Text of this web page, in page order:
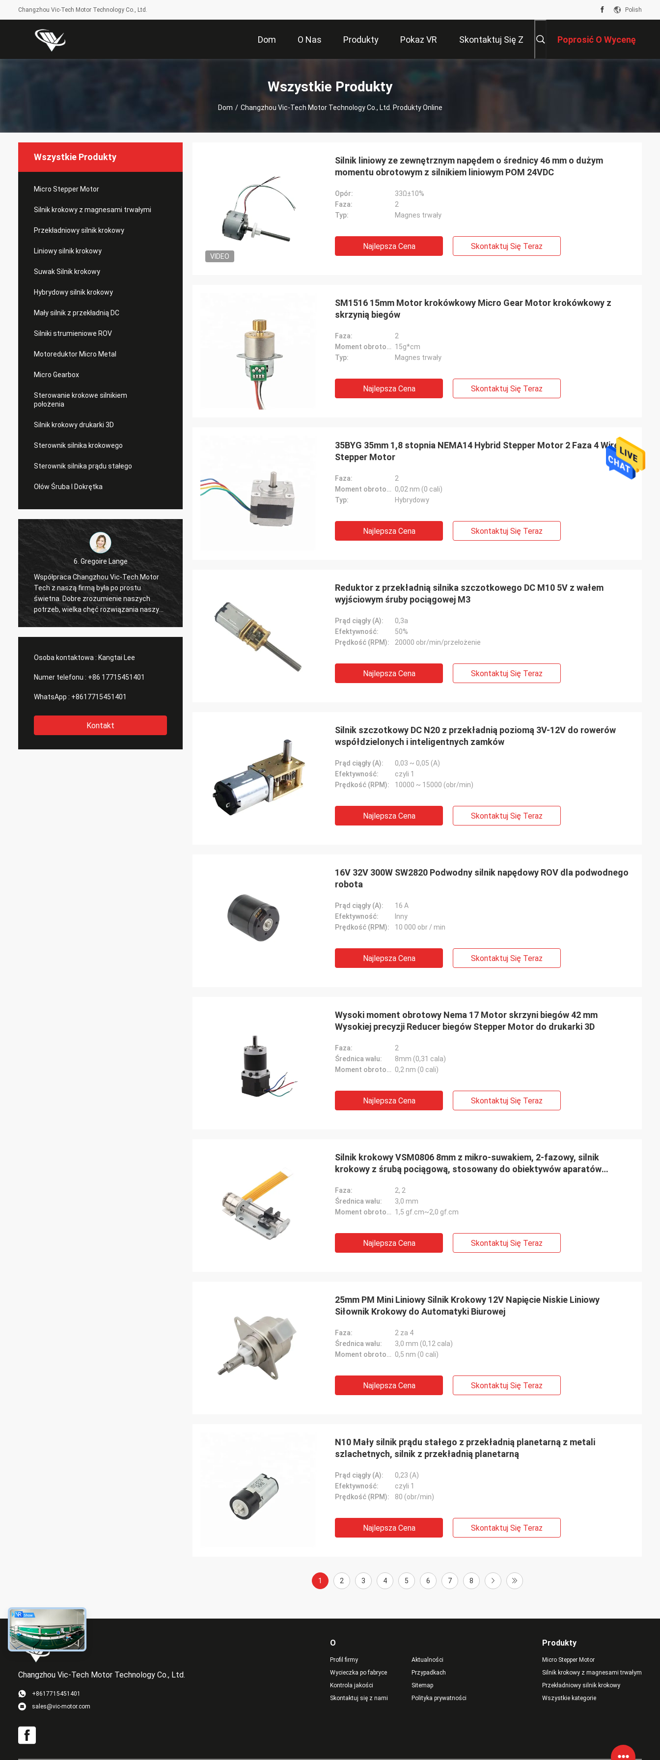
Changzhou Vic-Tech Motor Technology Co., Ltd. Polish
Dom O Nas Produkty Pokaz VR Skontaktuj Się Z Poprosić O Wycenę
Wszystkie Produkty
Dom / Changzhou Vic-Tech Motor Technology Co., Ltd. Produkty Online
Wszystkie Produkty
Micro Stepper Motor
Silnik krokowy z magnesami trwałymi
Przekładniowy silnik krokowy
Liniowy silnik krokowy
Suwak Silnik krokowy
Hybrydowy silnik krokowy
Mały silnik z przekładnią DC
Silniki strumieniowe ROV
Motoreduktor Micro Metal
Micro Gearbox
Sterowanie krokowe silnikiem
położenia
Silnik krokowy drukarki 3D
Sterownik silnika krokowego
Sterownik silnika prądu stałego
Ołów Śruba I Dokrętka
6. Gregoire Lange
Współpraca Changzhou Vic-Tech Motor
Tech z naszą firmą była po prostu
świetna. Dobre zrozumienie naszych
potrzeb, wielka chęć rozwiązania naszych
problemów. Polecam !
przesyłki. Sterownik działa tak, jak
ustaliliśmy!
był ładnie zapakowany. Sprzedawca
reaguje bardzo szybko i pomaga w
dostosować produkt do Ciebie.
szybko. Produkt był dobrze chroniony
Osoba kontaktowa : Kangtai Lee
Numer telefonu : +86 17715451401
WhatsApp : +8617715451401
Kontakt
VIDEO
Silnik liniowy ze zewnętrznym napędem o średnicy 46 mm o dużym
momentu obrotowym z silnikiem liniowym POM 24VDC
Opór:
33Ω±10%
Faza:
2
Typ:
Magnes trwały
Najlepsza Cena Skontaktuj Się Teraz
SM1516 15mm Motor krokówkowy Micro Gear Motor krokówkowy z
skrzynią biegów
Faza:
2
Moment obrotowy: 15g*cm
Typ:
Magnes trwały
Najlepsza Cena Skontaktuj Się Teraz
35BYG 35mm 1,8 stopnia NEMA14 Hybrid Stepper Motor 2 Faza 4 Wire
Stepper Motor
Faza:
2
Moment obrotowy: 0,02 nm (0 cali)
Typ:
Hybrydowy
Najlepsza Cena Skontaktuj Się Teraz
Reduktor z przekładnią silnika szczotkowego DC M10 5V z wałem
wyjściowym śruby pociągowej M3
Prąd ciągły (A):
0,3a
Efektywność:
50%
Prędkość (RPM):
20000 obr/min/przełożenie
Najlepsza Cena Skontaktuj Się Teraz
Silnik szczotkowy DC N20 z przekładnią poziomą 3V-12V do rowerów
współdzielonych i inteligentnych zamków
Prąd ciągły (A):
0,03 ~ 0,05 (A)
Efektywność:
czyli 1
Prędkość (RPM):
10000 ~ 15000 (obr/min)
Najlepsza Cena Skontaktuj Się Teraz
16V 32V 300W SW2820 Podwodny silnik napędowy ROV dla podwodnego
robota
Prąd ciągły (A):
16 A
Efektywność:
Inny
Prędkość (RPM):
10 000 obr / min
Najlepsza Cena Skontaktuj Się Teraz
Wysoki moment obrotowy Nema 17 Motor skrzyni biegów 42 mm
Wysokiej precyzji Reducer biegów Stepper Motor do drukarki 3D
Faza:
2
Średnica wału:
8mm (0,31 cala)
Moment obrotowy: 0,2 nm (0 cali)
Najlepsza Cena Skontaktuj Się Teraz
Silnik krokowy VSM0806 8mm z mikro-suwakiem, 2-fazowy, silnik
krokowy z śrubą pociągową, stosowany do obiektywów aparatów
Faza:
2, 2
Średnica wału:
3,0 mm
Moment obrotowy: 1,5 gf.cm~2,0 gf.cm
Najlepsza Cena Skontaktuj Się Teraz
25mm PM Mini Liniowy Silnik Krokowy 12V Napięcie Niskie Liniowy
Siłownik Krokowy do Automatyki Biurowej
Faza:
2 za 4
Średnica wału:
3,0 mm (0,12 cala)
Moment obrotowy: 0,5 nm (0 cali)
Najlepsza Cena Skontaktuj Się Teraz
N10 Mały silnik prądu stałego z przekładnią planetarną z metali
szlachetnych, silnik z przekładnią planetarną
Prąd ciągły (A):
0,23 (A)
Efektywność:
czyli 1
Prędkość (RPM):
80 (obr/min)
Najlepsza Cena Skontaktuj Się Teraz
1 2 3 4 5 6 7 8
Changzhou Vic-Tech Motor Technology Co., Ltd.
+8617715451401
sales@vic-motor.com
O
Profil firmy
Wycieczka po fabryce
Kontrola jakości
Skontaktuj się z nami
Aktualności
Przypadkach
Sitemap
Polityka prywatności
Produkty
Micro Stepper Motor
Silnik krokowy z magnesami trwałymi
Przekładniowy silnik krokowy
Wszystkie kategorie